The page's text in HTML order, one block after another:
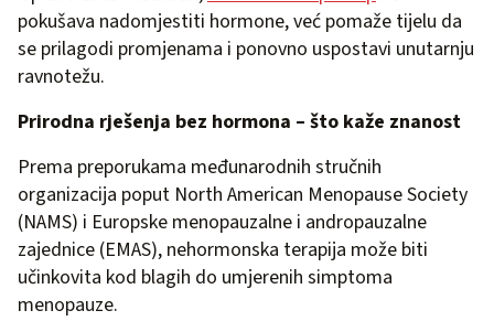
pokušava nadomjestiti hormone, već pomaže tijelu da
se prilagodi promjenama i ponovno uspostavi unutarnju
ravnotežu.
Prirodna rješenja bez hormona – što kaže znanost
Prema preporukama međunarodnih stručnih
organizacija poput North American Menopause Society
(NAMS) i Europske menopauzalne i andropauzalne
zajednice (EMAS), nehormonska terapija može biti
učinkovita kod blagih do umjerenih simptoma
menopauze.